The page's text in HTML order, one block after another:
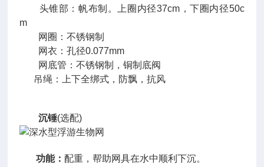
头锥部：帆布制。上圈内径37cm，下圈内径50c
m
网圈：不锈钢制
网衣：孔径0.077mm
网底管：不锈钢制，铜制底阀
吊绳：上下全绑式，防飘，抗风
沉锤(选配)
功能： 配重，帮助网具在水中顺利下沉。